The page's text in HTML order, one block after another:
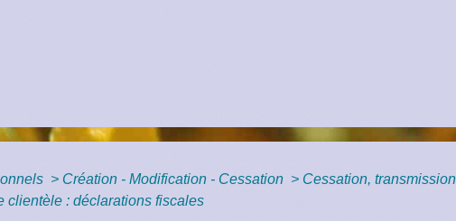
> Création - Modification - Cessation > Cessation,
clientèle : déclarations fiscales